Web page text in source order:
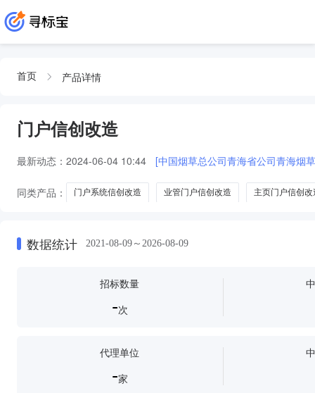
首页 产品详情
门户信创改造
最新动态： 2024-06-04 10:44 [中国烟草总公司青海省公司青海烟
同类产品： 门户系统信创改造 业管门户信创改造 主页门户信创改
数据统计 2021-08-09～2026-08-09
招标数量
-次
代理单位
-家